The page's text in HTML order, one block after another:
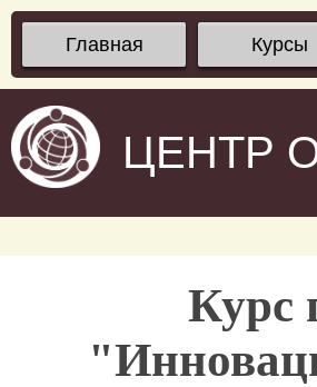
Главная Курсы
ЦЕНТР
Курс